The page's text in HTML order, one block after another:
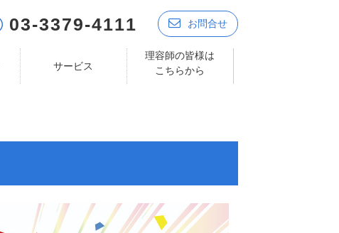
03-3379-4111 お問合せ
サービス
理容師の皆様は
こちらから